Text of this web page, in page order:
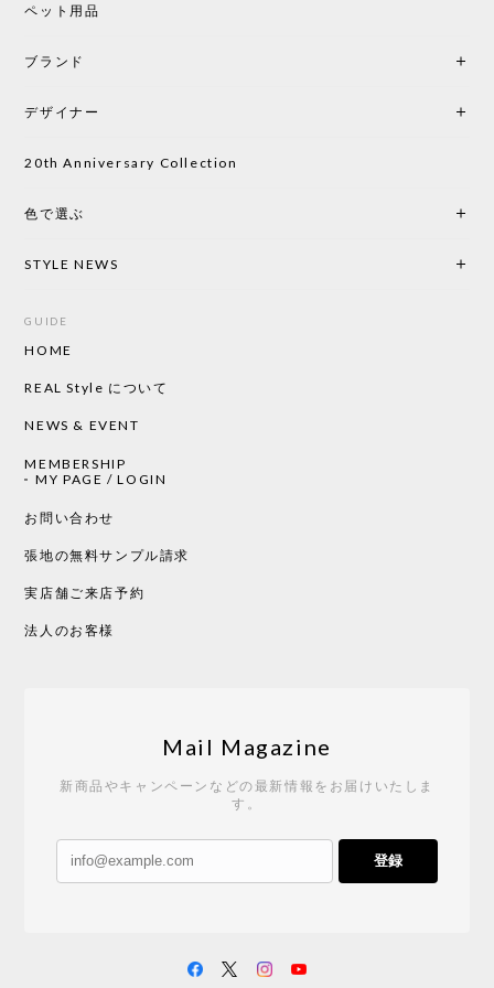
ペット用品
ブランド
デザイナー
20th Anniversary Collection
色で選ぶ
STYLE NEWS
GUIDE
HOME
REAL Style について
NEWS & EVENT
MEMBERSHIP
MY PAGE / LOGIN
お問い合わせ
張地の無料サンプル請求
実店舗ご来店予約
法人のお客様
Mail Magazine
新商品やキャンペーンなどの最新情報をお届けいたしま
す。
登録